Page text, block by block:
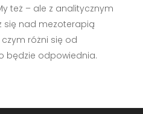
też – ale z analitycznym
się nad mezoterapią
czym różni się od
będzie odpowiednia.